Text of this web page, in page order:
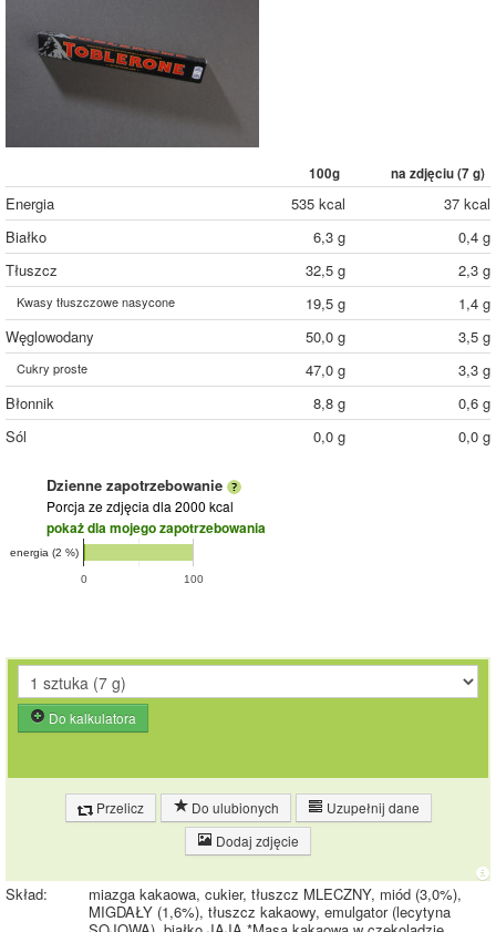
100g na zdjęciu (7g)
Energia 535 kcal
37 kcal
Białko
6,3 g
0,4 g
Tłuszcz
32,5 g 2,3 g
Kwasy tłuszczowe nasycone 19,5 g
1,4 g
Węglowodany
50,0 g 3,5 g
Cukry proste 47,0 g
3,3 g
Błonnik
8,8 g
0,6 g
Sól
0,0 g 0,0 g
Dzienne zapotrzebowanie
Porcja ze zdjęcia dla 2000 kcal
pokaż dla mojego zapotrzebowania
0 100
energia (2 %)
Do kalkulatora
Przelicz Do ulubionych
Uzupełnij dane
Dodaj zdjęcie
Skład:
miazga kakaowa, cukier, tłuszcz MLECZNY, miód (3,0%),
MIGDAŁY (1,6%), tłuszcz kakaowy, emulgator (lecytyna